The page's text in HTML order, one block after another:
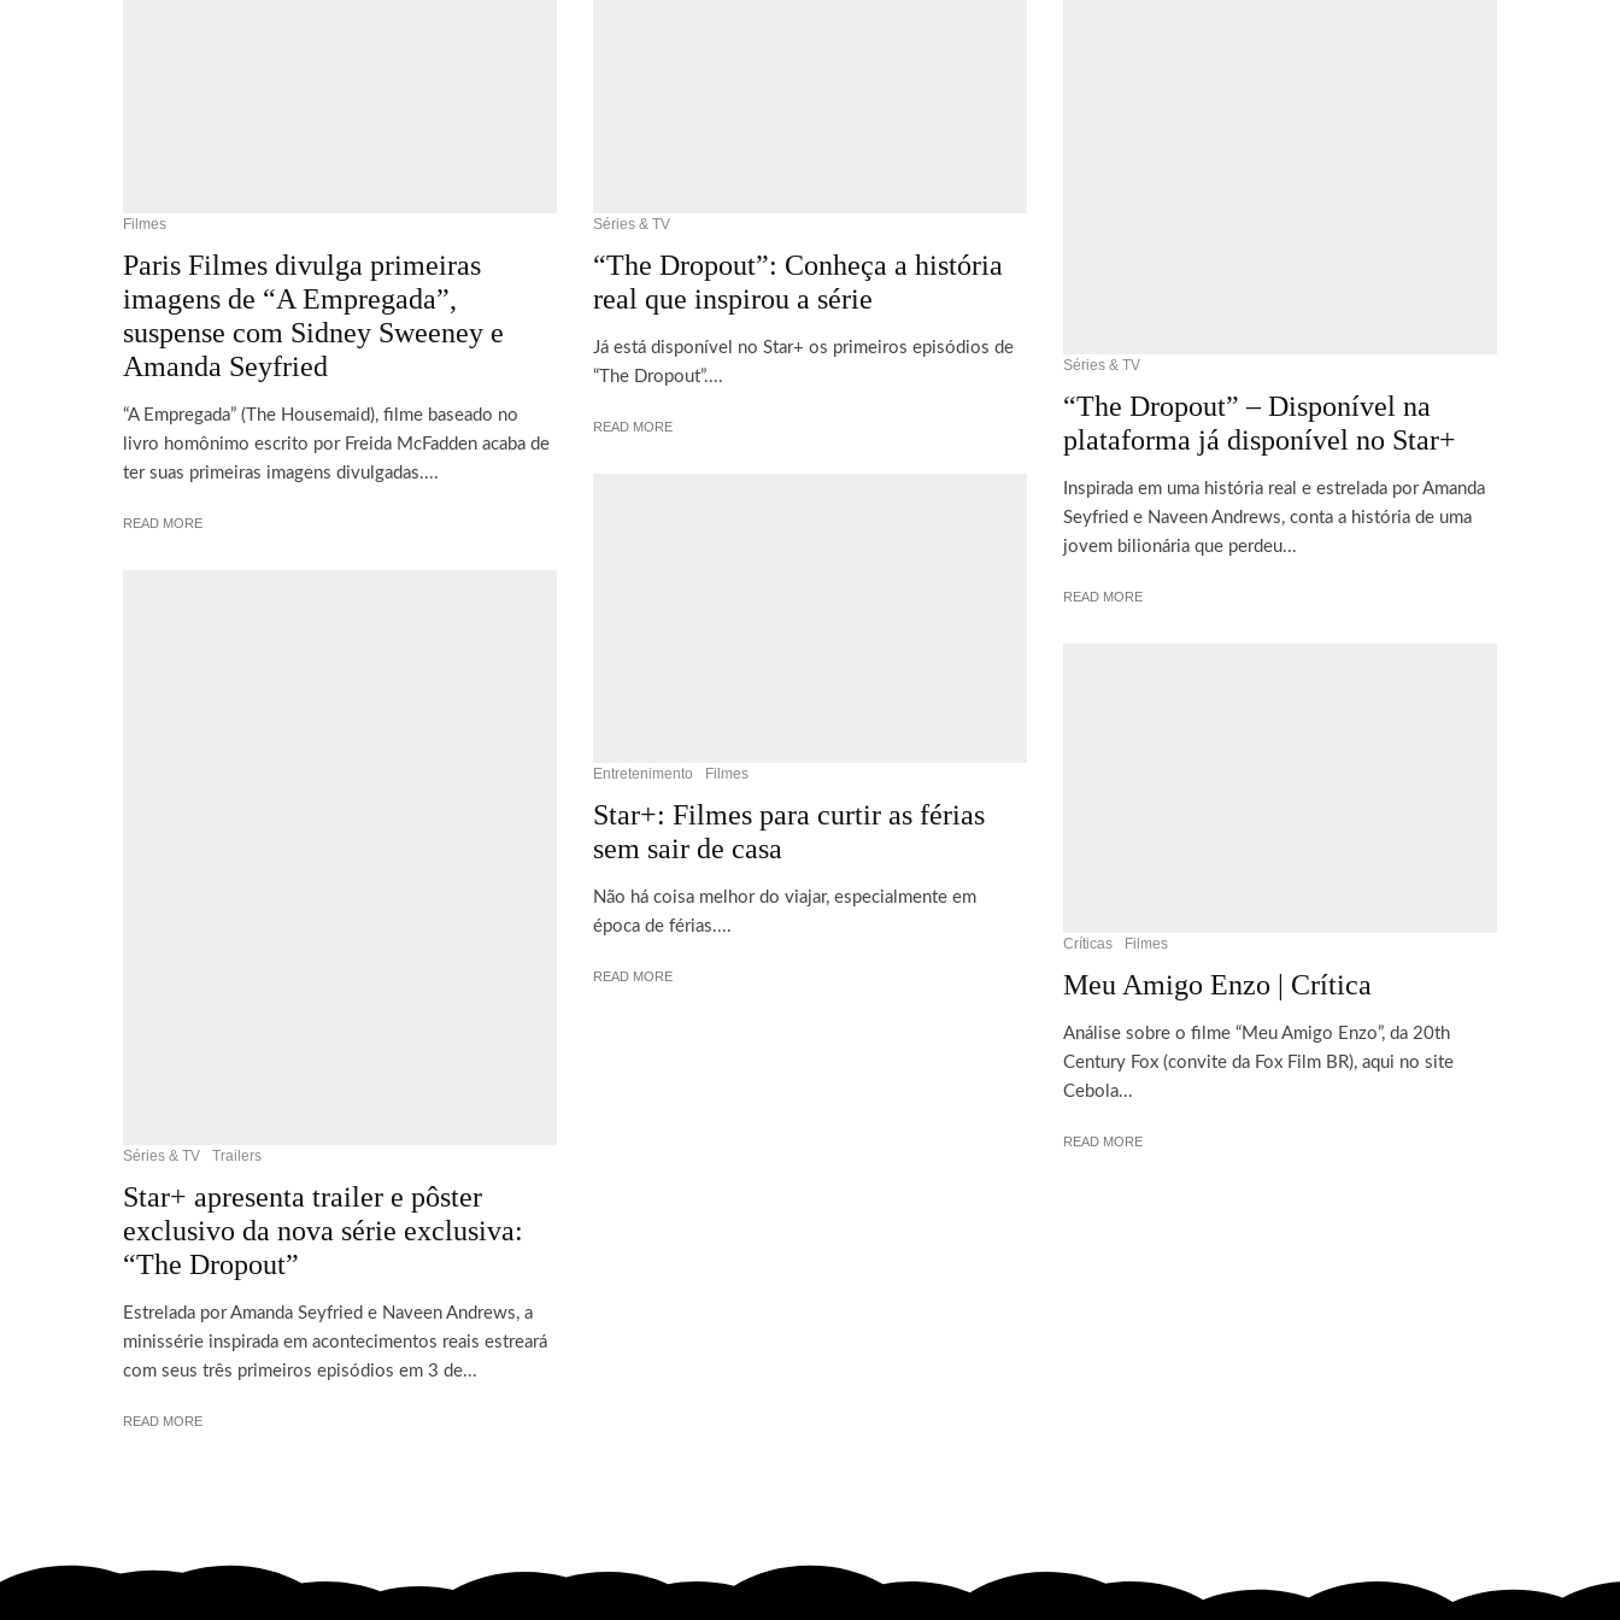
Filmes
Paris Filmes divulga primeiras
imagens de “A Empregada”,
suspense com Sidney Sweeney e
Amanda Seyfried
“A Empregada” (The Housemaid), filme baseado no
livro homônimo escrito por Freida McFadden acaba de
ter suas primeiras imagens divulgadas....
READ MORE
Séries & TV Trailers
Star+ apresenta trailer e pôster
exclusivo da nova série exclusiva:
“The Dropout”
Estrelada por Amanda Seyfried e Naveen Andrews, a
minissérie inspirada em acontecimentos reais estreará
com seus três primeiros episódios em 3 de...
READ MORE
Séries & TV
“The Dropout”: Conheça a história
real que inspirou a série
Já está disponível no Star+ os primeiros episódios de
“The Dropout”....
READ MORE
Entretenimento Filmes
Star+: Filmes para curtir as férias
sem sair de casa
Não há coisa melhor do viajar, especialmente em
época de férias....
READ MORE
Séries & TV
“The Dropout” – Disponível na
plataforma já disponível no Star+
Inspirada em uma história real e estrelada por Amanda
Seyfried e Naveen Andrews, conta a história de uma
jovem bilionária que perdeu...
READ MORE
Críticas Filmes
Meu Amigo Enzo | Crítica
Análise sobre o filme “Meu Amigo Enzo”, da 20th
Century Fox (convite da Fox Film BR), aqui no site
Cebola...
READ MORE